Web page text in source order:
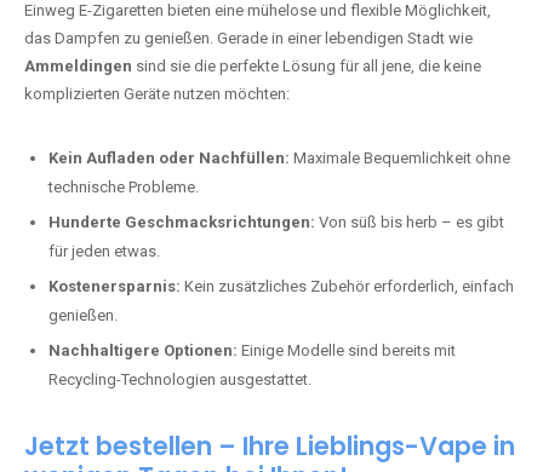
Einweg E-Zigaretten bieten eine mühelose und flexible Möglichkeit,
das Dampfen zu genießen. Gerade in einer lebendigen Stadt wie
Ammeldingen sind sie die perfekte Lösung für all jene, die keine
komplizierten Geräte nutzen möchten:
Kein Aufladen oder Nachfüllen: Maximale Bequemlichkeit ohne
technische Probleme.
Hunderte Geschmacksrichtungen: Von süß bis herb – es gibt
für jeden etwas.
Kostenersparnis: Kein zusätzliches Zubehör erforderlich, einfach
genießen.
Nachhaltigere Optionen: Einige Modelle sind bereits mit
Recycling-Technologien ausgestattet.
Jetzt bestellen – Ihre Lieblings-Vape in